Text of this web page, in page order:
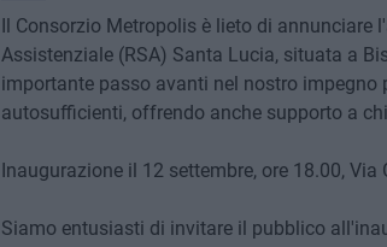
Il Consorzio Metropolis è lieto di annunciare
Assistenziale (RSA) Santa Lucia, situata a
importante passo avanti nel nostro impegno
autosufficienti, offrendo anche supporto a
Inaugurazione il 12 settembre, ore 18.00,
Siamo entusiasti di invitare il pubblico